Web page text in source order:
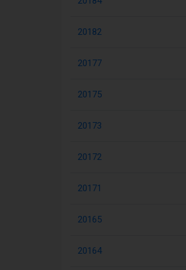
20182
20177
20175
20173
20172
20171
20165
20164